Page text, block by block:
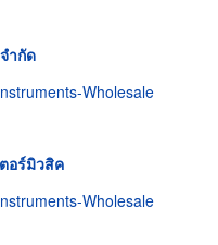
ำกัด
Wholesale
อร์มิวสิค
Wholesale